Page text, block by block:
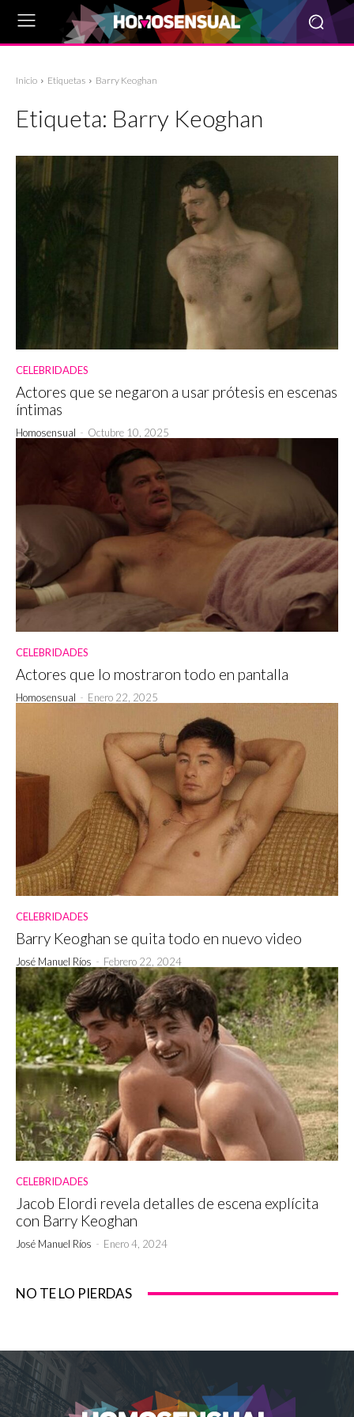
Inicio Etiquetas Barry Keoghan
Etiqueta: Barry Keoghan
CELEBRIDADES
Actores que se negaron a usar prótesis en escenas
íntimas
Homosensual - Octubre 10, 2025
CELEBRIDADES
Actores que lo mostraron todo en pantalla
Homosensual - Enero 22, 2025
CELEBRIDADES
Barry Keoghan se quita todo en nuevo video
José Manuel Ríos - Febrero 22, 2024
CELEBRIDADES
Jacob Elordi revela detalles de escena explícita
con Barry Keoghan
José Manuel Ríos - Enero 4, 2024
NO TE LO PIERDAS